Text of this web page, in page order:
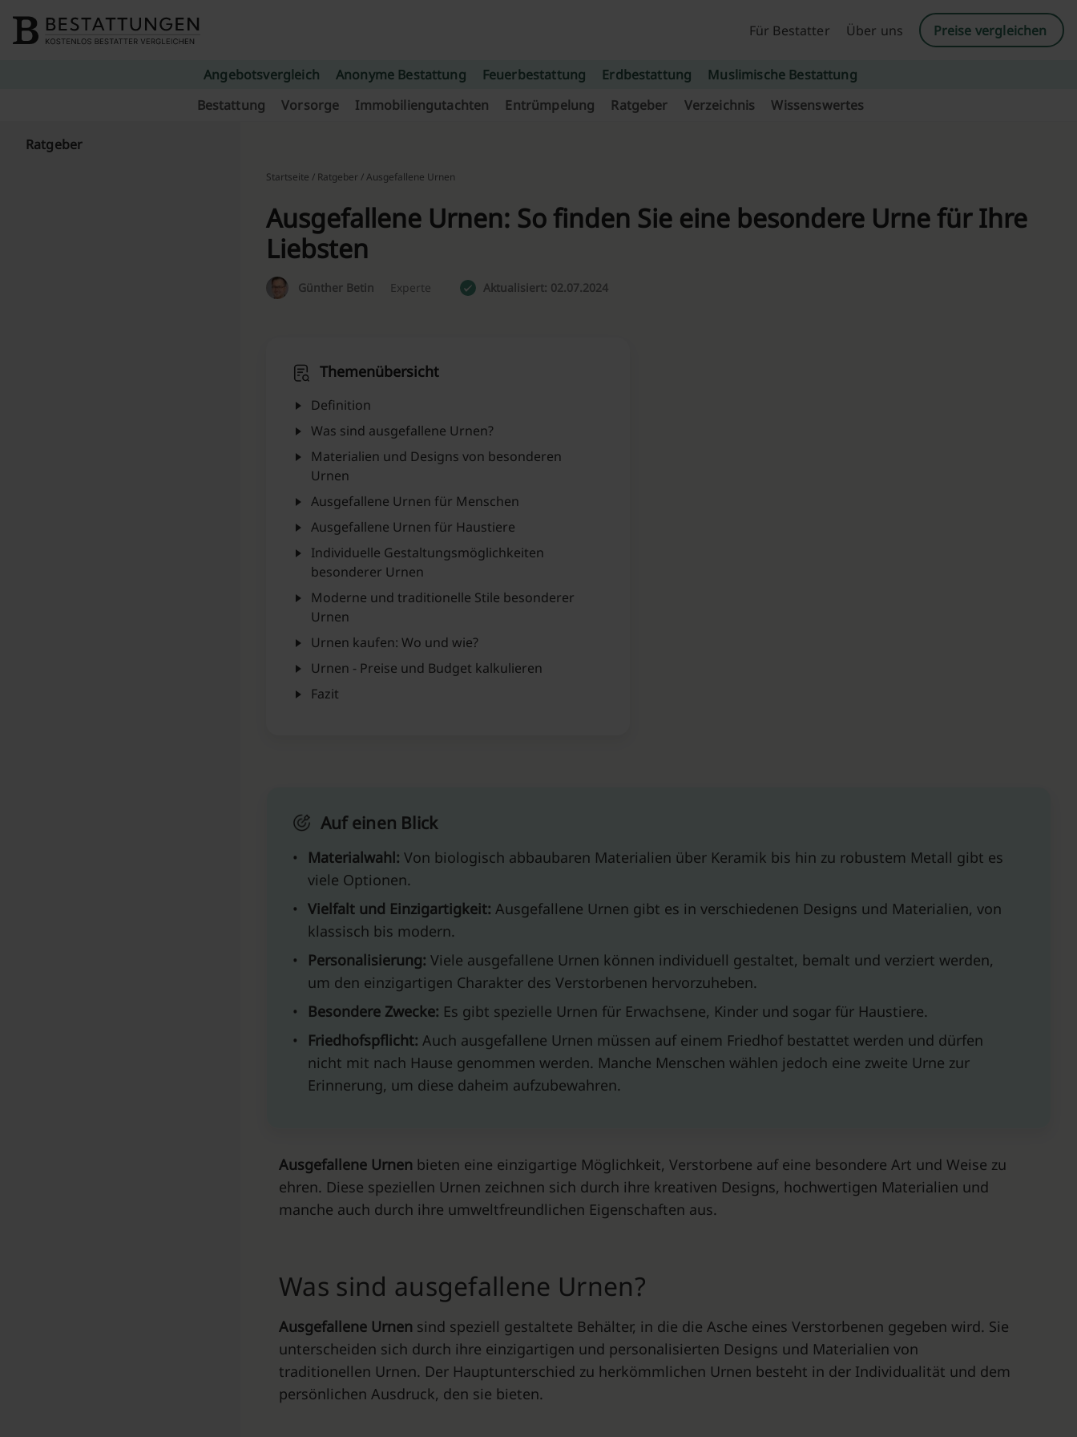
Für Bestatter
Über uns Preise vergleichen
Angebotsvergleich Anonyme Bestattung Feuerbestattung Erdbestattung
Muslimische Bestattung
Bestattung
Vorsorge Immobiliengutachten Entrümpelung Ratgeber Verzeichnis Wissenswertes
Ratgeber
Startseite / Ratgeber / Ausgefallene Urnen
Ausgefallene Urnen: So finden Sie eine besondere Urne für Ihre
Liebsten
Günther Betin Experte Aktualisiert: 02.07.2024
Themenübersicht
Definition
Was sind ausgefallene Urnen?
Materialien und Designs von besonderen
Urnen
Ausgefallene Urnen für Menschen
Ausgefallene Urnen für Haustiere
Individuelle Gestaltungsmöglichkeiten
besonderer Urnen
Moderne und traditionelle Stile besonderer
Urnen
Urnen kaufen: Wo und wie?
Urnen - Preise und Budget kalkulieren
Fazit
Auf einen Blick
• Materialwahl: Von biologisch abbaubaren Materialien über Keramik bis hin zu robustem Metall gibt es
viele Optionen.
• Vielfalt und Einzigartigkeit: Ausgefallene Urnen gibt es in verschiedenen Designs und Materialien, von
klassisch bis modern.
•
Personalisierung: Viele ausgefallene Urnen können individuell gestaltet, bemalt und verziert werden,
um den einzigartigen Charakter des Verstorbenen hervorzuheben.
•
Besondere Zwecke: Es gibt spezielle Urnen für Erwachsene, Kinder und sogar für Haustiere.
•
Friedhofspflicht: Auch ausgefallene Urnen müssen auf einem Friedhof bestattet werden und dürfen
nicht mit nach Hause genommen werden. Manche Menschen wählen jedoch eine zweite Urne zur
Erinnerung, um diese daheim aufzubewahren.
Ausgefallene Urnen bieten eine einzigartige Möglichkeit, Verstorbene auf eine besondere Art und Weise zu
ehren. Diese speziellen Urnen zeichnen sich durch ihre kreativen Designs, hochwertigen Materialien und
manche auch durch ihre umweltfreundlichen Eigenschaften aus.
Was sind ausgefallene Urnen?
Ausgefallene Urnen sind speziell gestaltete Behälter, in die die Asche eines Verstorbenen gegeben wird. Sie
unterscheiden sich durch ihre einzigartigen und personalisierten Designs und Materialien von
traditionellen Urnen. Der Hauptunterschied zu herkömmlichen Urnen besteht in der Individualität und dem
persönlichen Ausdruck, den sie bieten.